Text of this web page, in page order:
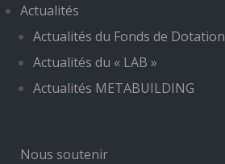
Actualités
Actualités du Fonds de Dotation
Actualités du « LAB »
Actualités METABUILDING
Nous soutenir